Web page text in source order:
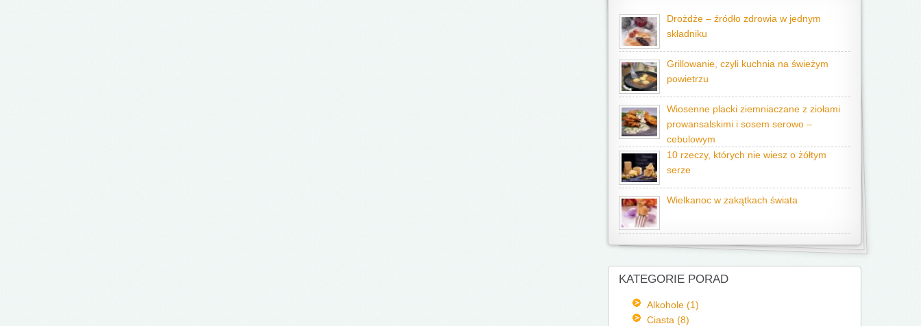
Drożdże – źródło zdrowia w jednym
składniku
Grillowanie, czyli kuchnia na świeżym
powietrzu
Wiosenne placki ziemniaczane z ziołami
prowansalskimi i sosem serowo –
cebulowym
10 rzeczy, których nie wiesz o żółtym
serze
Wielkanoc w zakątkach świata
KATEGORIE PORAD
Alkohole (1)
Ciasta (8)